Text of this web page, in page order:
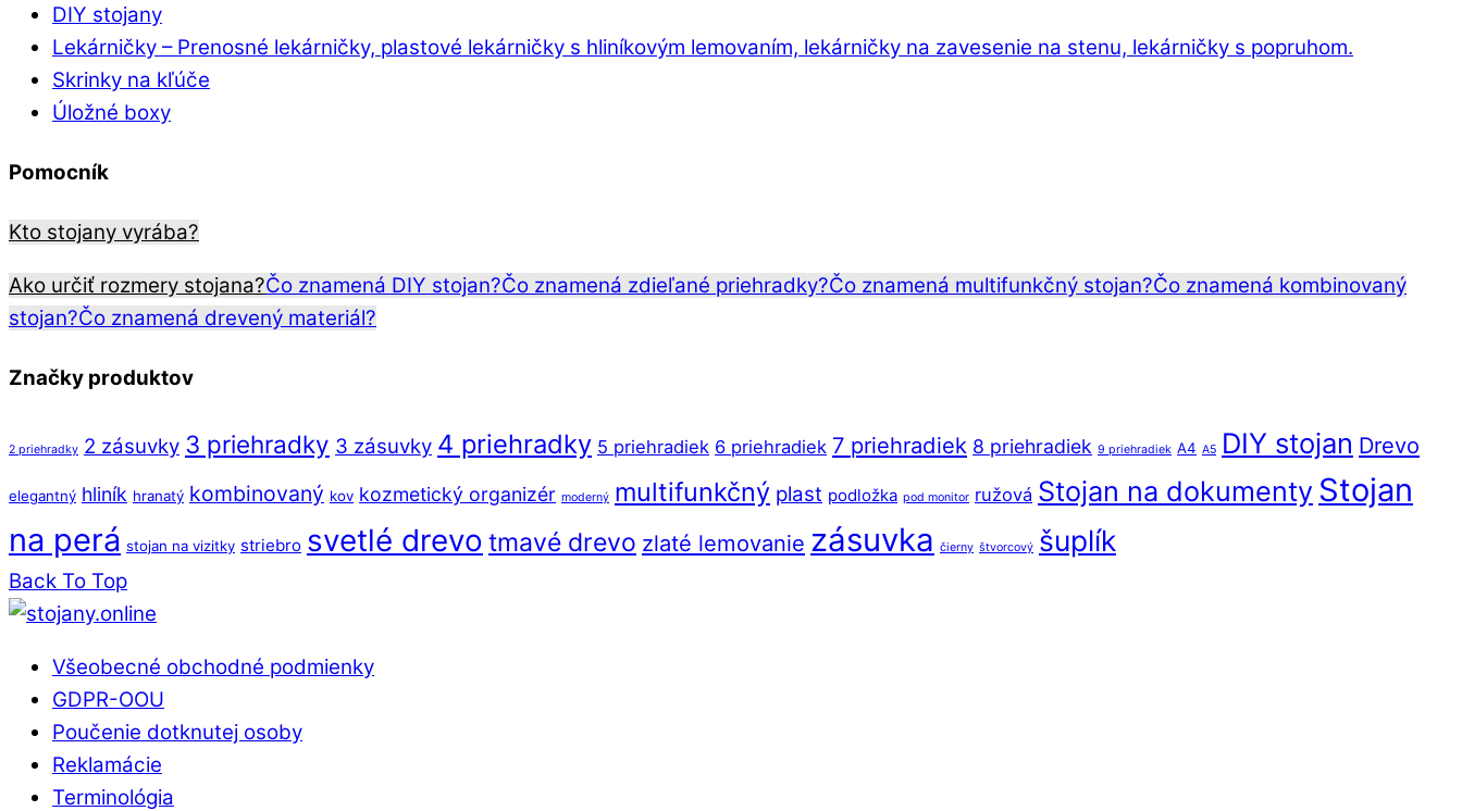
DIY stojany
Lekárničky – Prenosné lekárničky, plastové lekárničky s hliníkovým lemovaním, lekárničky na zavesenie na stenu, lekárničky s popruhom.
Skrinky na kľúče
Úložné boxy
Pomocník
Kto stojany vyrába?
Ako určiť rozmery stojana?Čo znamená DIY stojan?Čo znamená zdieľané priehradky?Čo znamená multifunkčný stojan?Čo znamená kombinovaný
stojan?Čo znamená drevený materiál?
Značky produktov
2 priehradky 2 zásuvky 3 priehradky 3 zásuvky 4 priehradky 5 priehradiek 6 priehradiek 7 priehradiek 8 priehradiek 9 priehradiek A4 A5 DIY stojan Drevo
elegantný hliník hranatý kombinovaný kov kozmetický organizér moderný multifunkčný plast podložka pod monitor ružová Stojan na dokumenty Stojan
na perá stojan na vizitky striebro svetlé drevo tmavé drevo zlaté lemovanie zásuvka čierny štvorcový šuplík
Back To Top
Všeobecné obchodné podmienky
GDPR-OOU
Poučenie dotknutej osoby
Reklamácie
Terminológia